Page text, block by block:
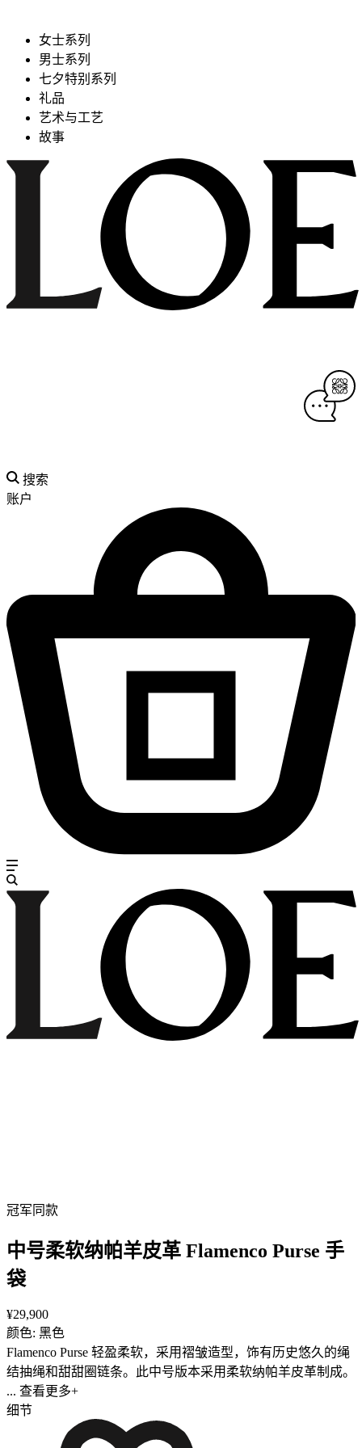
女士系列
男士系列
七夕特别系列
礼品
艺术与工艺
故事
搜索
账户
冠军同款
中号柔软纳帕羊皮革 Flamenco Purse 手
袋
¥29,900
颜色: 黑色
Flamenco Purse 轻盈柔软，采用褶皱造型，饰有历史悠久的绳
结抽绳和甜甜圈链条。此中号版本采用柔软纳帕羊皮革制成。
... 查看更多+
细节